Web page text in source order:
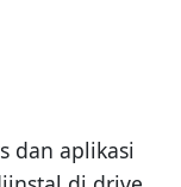
dan aplikasi